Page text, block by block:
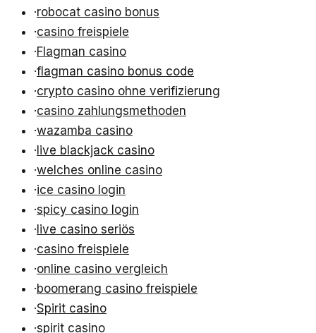
·robocat casino bonus
·casino freispiele
·Flagman casino
·flagman casino bonus code
·crypto casino ohne verifizierung
·casino zahlungsmethoden
·wazamba casino
·live blackjack casino
·welches online casino
·ice casino login
·spicy casino login
·live casino seriös
·casino freispiele
·online casino vergleich
·boomerang casino freispiele
·Spirit casino
·spirit casino